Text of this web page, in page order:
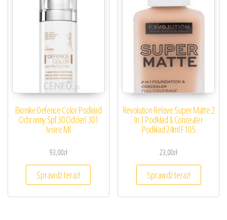
Bionike Defence Color Podkład
Ochronny Spf 30 Odcień 301
Ivoire Ml
93,00zł
Sprawdź teraz!
Revolution Relove Super Matte 2
In 1 Podkład & Concealer
Podkład 24ml F10.5
23,00zł
Sprawdź teraz!